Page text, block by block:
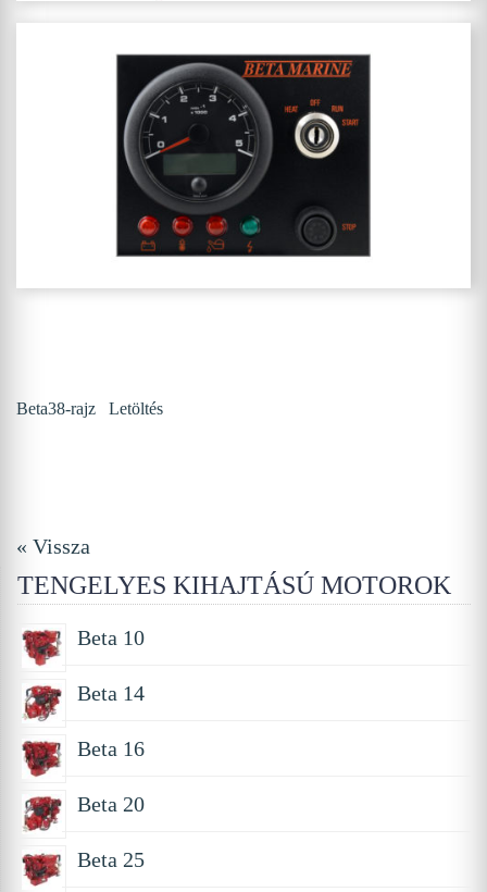
Beta38-rajz Letöltés
« Vissza
TENGELYES KIHAJTÁSÚ MOTOROK
Beta 10
Beta 14
Beta 16
Beta 20
Beta 25